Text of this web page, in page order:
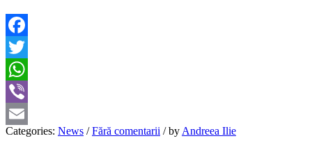
Facebook
Twitter
WhatsApp
Viber
Email
Categories: News / Fără comentarii /by Andreea Ilie